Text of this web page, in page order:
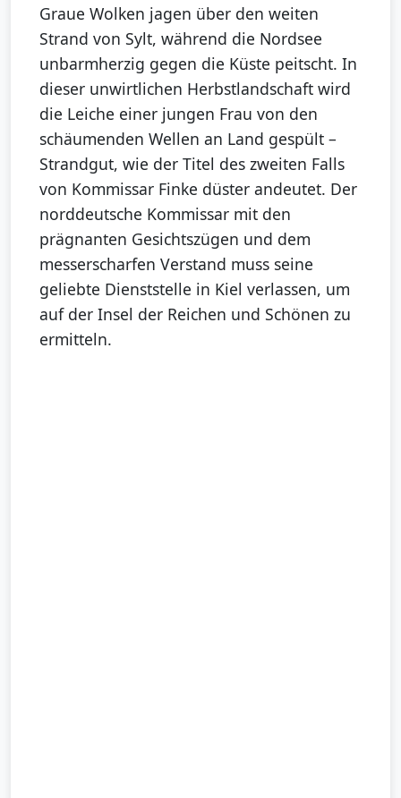
Graue Wolken jagen über den weiten
Strand von Sylt, während die Nordsee
unbarmherzig gegen die Küste peitscht. In
dieser unwirtlichen Herbstlandschaft wird
die Leiche einer jungen Frau von den
schäumenden Wellen an Land gespült –
Strandgut, wie der Titel des zweiten Falls
von Kommissar Finke düster andeutet. Der
norddeutsche Kommissar mit den
prägnanten Gesichtszügen und dem
messerscharfen Verstand muss seine
geliebte Dienststelle in Kiel verlassen, um
auf der Insel der Reichen und Schönen zu
ermitteln.